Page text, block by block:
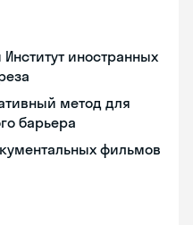
иностранных
метод для
барьера
фильмов